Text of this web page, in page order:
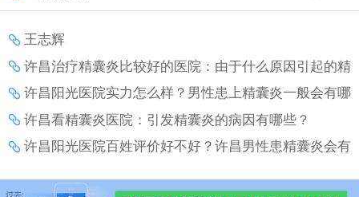
王志辉
许昌治疗精囊炎比较好的医院：由于什么原因引起的精
囊炎？
许昌阳光医院实力怎么样？男性患上精囊炎一般会有哪
些危害产生？
许昌看精囊炎医院：引发精囊炎的病因有哪些？
许昌阳光医院百姓评价好不好？许昌男性患精囊炎会有